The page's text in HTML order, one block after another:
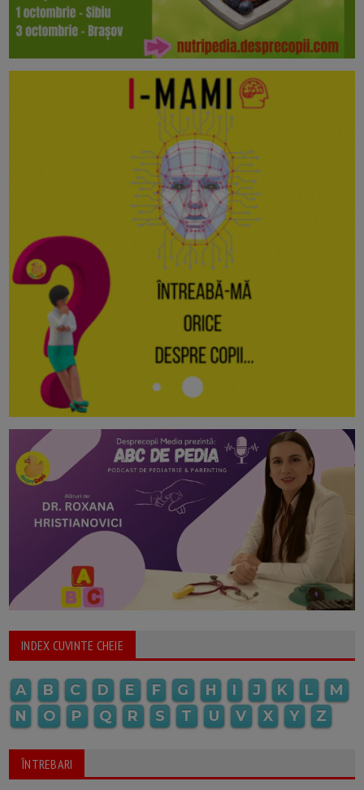
INDEX CUVINTE CHEIE
A B C D E F G H I J K L
M
N
O P Q R S T U V X Y Z
ÎNTREBARI